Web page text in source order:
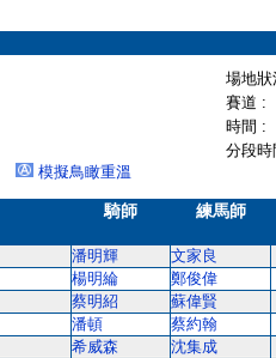
場地
賽道 :
時間 :
分段
模擬鳥瞰重溫
騎師 練馬師
潘明輝 文家良
楊明綸 鄭俊偉
蔡明紹 蘇偉賢
潘頓 蔡約翰
希威森 沈集成